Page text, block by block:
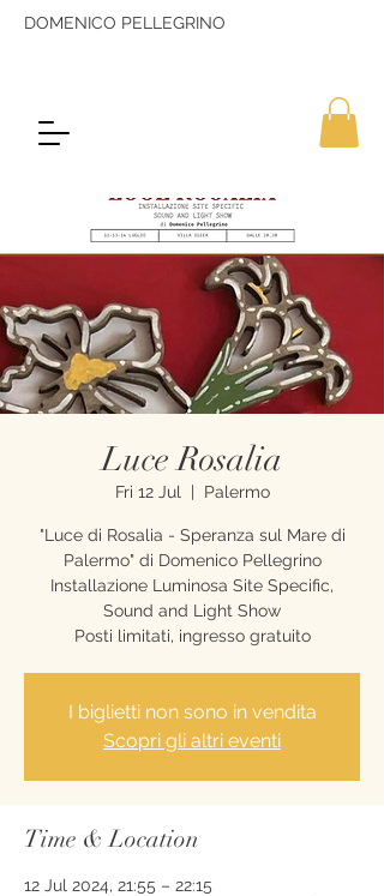
DOMENICO PELLEGRINO
Luce Rosalia
Fri 12 Jul
  |
Palermo
"Luce di Rosalia - Speranza sul Mare di
Palermo" di Domenico Pellegrino
Installazione Luminosa Site Specific,
Sound and Light Show
Posti limitati, ingresso gratuito
I biglietti non sono in vendita
Scopri gli altri eventi
Time & Location
12 Jul 2024, 21:55 – 22:15